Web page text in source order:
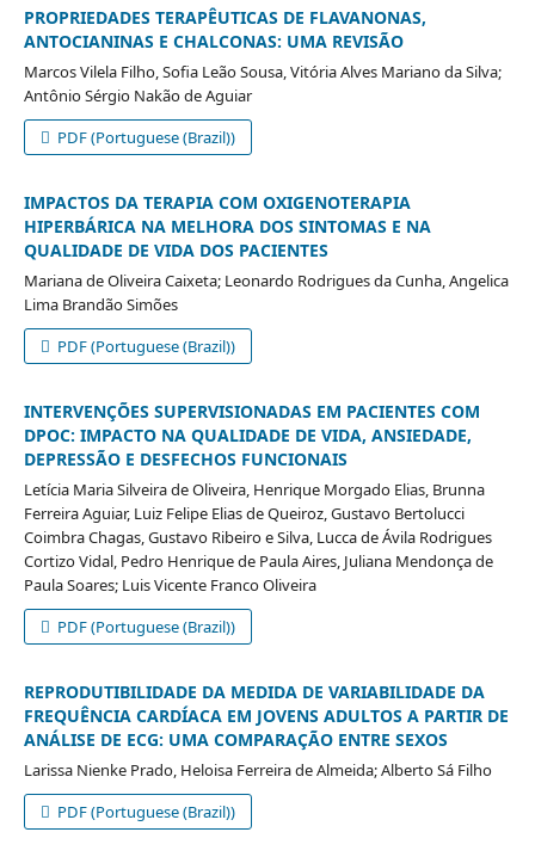
PROPRIEDADES TERAPÊUTICAS DE FLAVANONAS,
ANTOCIANINAS E CHALCONAS: UMA REVISÃO
Marcos Vilela Filho, Sofia Leão Sousa, Vitória Alves Mariano da Silva;
Antônio Sérgio Nakão de Aguiar
PDF (Portuguese (Brazil))
IMPACTOS DA TERAPIA COM OXIGENOTERAPIA
HIPERBÁRICA NA MELHORA DOS SINTOMAS E NA
QUALIDADE DE VIDA DOS PACIENTES
Mariana de Oliveira Caixeta; Leonardo Rodrigues da Cunha, Angelica
Lima Brandão Simões
PDF (Portuguese (Brazil))
INTERVENÇÕES SUPERVISIONADAS EM PACIENTES COM
DPOC: IMPACTO NA QUALIDADE DE VIDA, ANSIEDADE,
DEPRESSÃO E DESFECHOS FUNCIONAIS
Letícia Maria Silveira de Oliveira, Henrique Morgado Elias, Brunna
Ferreira Aguiar, Luiz Felipe Elias de Queiroz, Gustavo Bertolucci
Coimbra Chagas, Gustavo Ribeiro e Silva, Lucca de Ávila Rodrigues
Cortizo Vidal, Pedro Henrique de Paula Aires, Juliana Mendonça de
Paula Soares; Luis Vicente Franco Oliveira
PDF (Portuguese (Brazil))
REPRODUTIBILIDADE DA MEDIDA DE VARIABILIDADE DA
FREQUÊNCIA CARDÍACA EM JOVENS ADULTOS A PARTIR DE
ANÁLISE DE ECG: UMA COMPARAÇÃO ENTRE SEXOS
Larissa Nienke Prado, Heloisa Ferreira de Almeida; Alberto Sá Filho
PDF (Portuguese (Brazil))